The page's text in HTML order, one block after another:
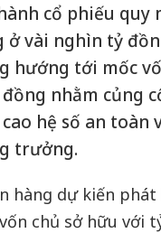
cổ phiếu quy
ở vài nghìn tỷ
hướng tới mốc
nhằm củng
hệ số an toàn
trưởng.
hàng dự kiến phát
chủ sở hữu với